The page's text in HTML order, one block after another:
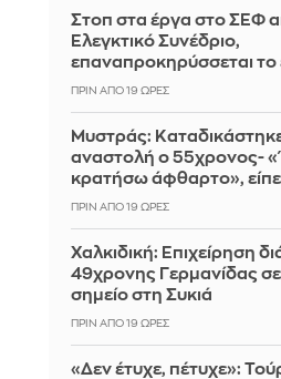
Στοπ στα έργα στο ΣΕΦ
Ελεγκτικό Συνέδριο,
επαναπροκηρύσσεται το
ΠΡΙΝ ΑΠΌ 19 ΏΡΕΣ
Μυστράς:
αναστολή ο 55χρονος-
κρατήσω άφθαρτο», είπε
ΠΡΙΝ ΑΠΌ 19 ΏΡΕΣ
Χαλκιδική: Επιχείρηση
49χρονης Γερμανίδας
σημείο στη Συκιά
ΠΡΙΝ ΑΠΌ 19 ΏΡΕΣ
«Δεν έτυχε, πέτυχε»: